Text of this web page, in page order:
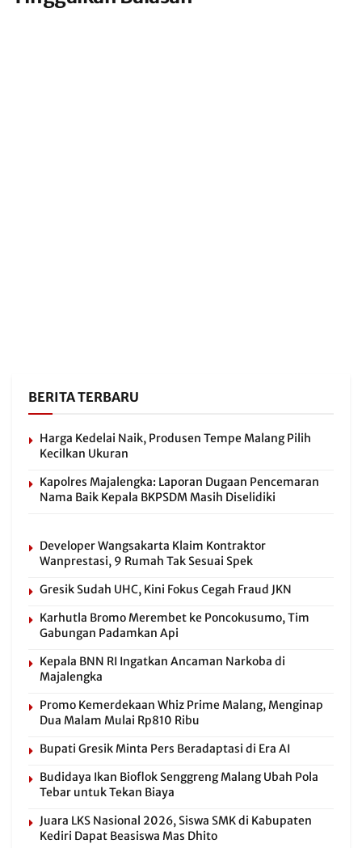
BERITA TERBARU
Harga Kedelai Naik, Produsen Tempe Malang Pilih
Kecilkan Ukuran
Kapolres Majalengka: Laporan Dugaan Pencemaran
Nama Baik Kepala BKPSDM Masih Diselidiki
Developer Wangsakarta Klaim Kontraktor
Wanprestasi, 9 Rumah Tak Sesuai Spek
Gresik Sudah UHC, Kini Fokus Cegah Fraud JKN
Karhutla Bromo Merembet ke Poncokusumo, Tim
Gabungan Padamkan Api
Kepala BNN RI Ingatkan Ancaman Narkoba di
Majalengka
Promo Kemerdekaan Whiz Prime Malang, Menginap
Dua Malam Mulai Rp810 Ribu
Bupati Gresik Minta Pers Beradaptasi di Era AI
Budidaya Ikan Bioflok Senggreng Malang Ubah Pola
Tebar untuk Tekan Biaya
Juara LKS Nasional 2026, Siswa SMK di Kabupaten
Kediri Dapat Beasiswa Mas Dhito